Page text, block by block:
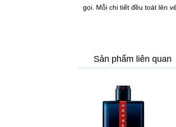
gọi. Mỗi chi tiết đều toát lên
Sản phẩm liên quan